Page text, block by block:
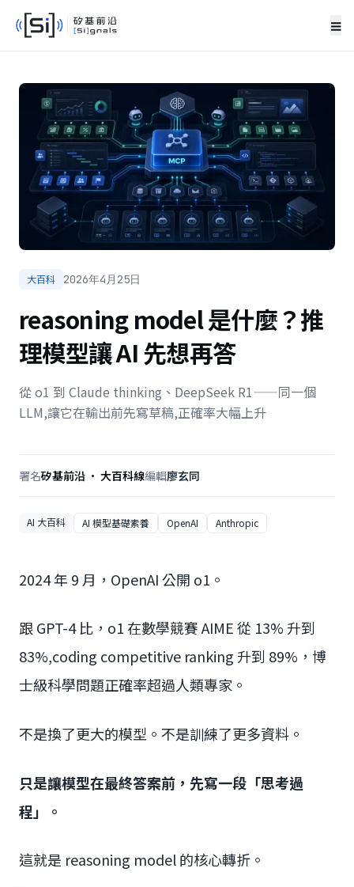
≡
大百科 2026年4月25日
reasoning model 是什麼？推
理模型讓 AI 先想再答
從 o1 到 Claude thinking、DeepSeek R1——同一個
LLM,讓它在輸出前先寫草稿,正確率大幅上升
署名矽基前沿 · 大百科線編輯廖玄同
AI 大百科 AI 模型基礎素養 OpenAI Anthropic
2024 年 9 月，OpenAI 公開 o1。
跟 GPT-4 比，o1 在數學競賽 AIME 從 13% 升到
83%,coding competitive ranking 升到 89%，博
士級科學問題正確率超過人類專家。
不是換了更大的模型。不是訓練了更多資料。
只是讓模型在最終答案前，先寫一段「思考過
程」。
這就是 reasoning model 的核心轉折。